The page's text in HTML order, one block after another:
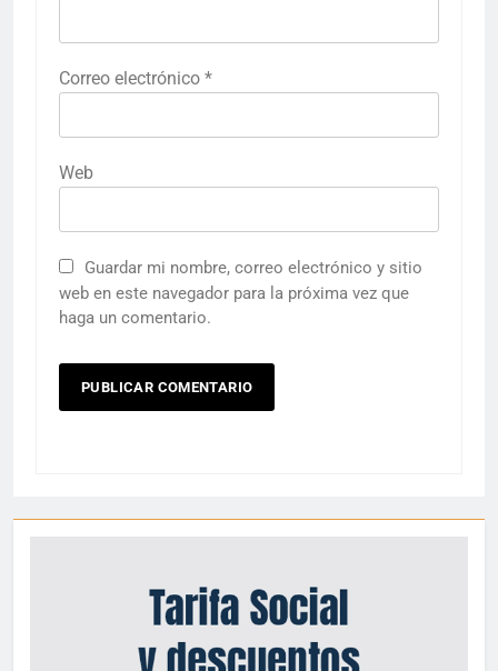
Correo electrónico *
Web
Guardar mi nombre, correo electrónico y sitio
web en este navegador para la próxima vez que
haga un comentario.